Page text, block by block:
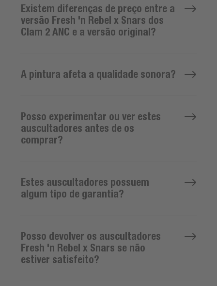
Existem diferenças de preço entre a
versão Fresh 'n Rebel x Snars dos
Clam 2 ANC e a versão original?
A pintura afeta a qualidade sonora?
Posso experimentar ou ver estes
auscultadores antes de os
comprar?
Estes auscultadores possuem
algum tipo de garantia?
Posso devolver os auscultadores
Fresh 'n Rebel x Snars se não
estiver satisfeito?